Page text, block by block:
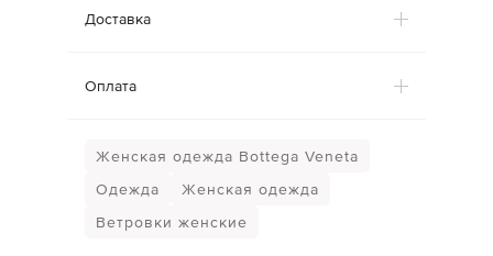
Доставка
Оплата
Женская одежда Bottega Veneta
Одежда
Женская одежда
Ветровки женские